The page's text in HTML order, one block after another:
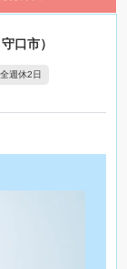
口市）
週休2日